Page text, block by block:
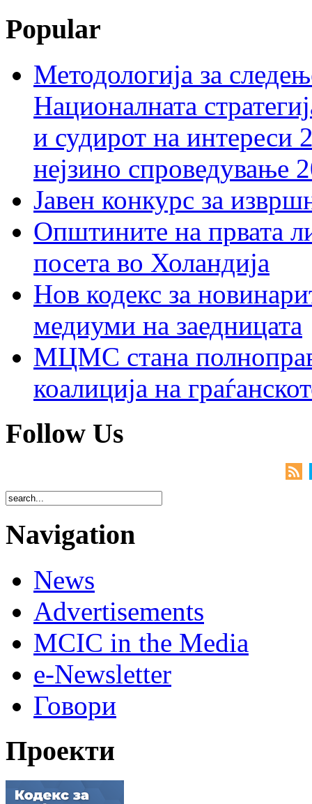
Popular
Методологија за
Националната
и судирот на интереси
нејзино спроведување
Јавен конкурс за
Општините на првата
посета во Холандија
Нов кодекс за
медиуми на заедницата
МЦМС стана
коалиција на
Follow Us
Navigation
News
Advertisements
MCIC in the Media
e-Newsletter
Говори
Проекти